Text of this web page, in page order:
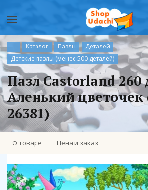
Каталог Пазлы
Деталей
Детские пазлы (менее 500 деталей)
Пазл Castorland 260
Аленький цветочек
26381)
О товаре Цена и заказ